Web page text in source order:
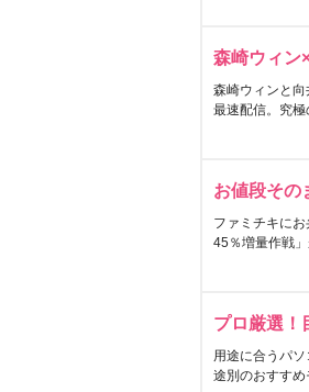
森崎ウィン
森崎ウィンと
最速配信。究極
お値段その
ファミチキに
45％増量作戦
プロ厳選！
用途に合うパ
途別のおすすめ